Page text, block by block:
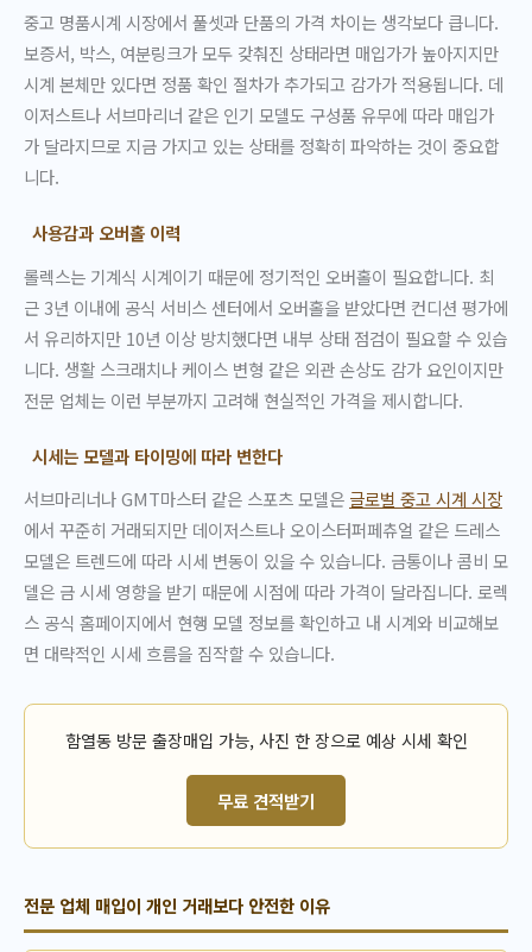
중고 명품시계 시장에서 풀셋과 단품의 가격 차이는 생각보다 큽니다.
보증서, 박스, 여분링크가 모두 갖춰진 상태라면 매입가가 높아지지만
시계 본체만 있다면 정품 확인 절차가 추가되고 감가가 적용됩니다. 데
이저스트나 서브마리너 같은 인기 모델도 구성품 유무에 따라 매입가
가 달라지므로 지금 가지고 있는 상태를 정확히 파악하는 것이 중요합
니다.
사용감과 오버홀 이력
롤렉스는 기계식 시계이기 때문에 정기적인 오버홀이 필요합니다. 최
근 3년 이내에 공식 서비스 센터에서 오버홀을 받았다면 컨디션 평가에
서 유리하지만 10년 이상 방치했다면 내부 상태 점검이 필요할 수 있습
니다. 생활 스크래치나 케이스 변형 같은 외관 손상도 감가 요인이지만
전문 업체는 이런 부분까지 고려해 현실적인 가격을 제시합니다.
시세는 모델과 타이밍에 따라 변한다
서브마리너나 GMT마스터 같은 스포츠 모델은 글로벌 중고 시계 시장
에서 꾸준히 거래되지만 데이저스트나 오이스터퍼페츄얼 같은 드레스
모델은 트렌드에 따라 시세 변동이 있을 수 있습니다. 금통이나 콤비 모
델은 금 시세 영향을 받기 때문에 시점에 따라 가격이 달라집니다. 로렉
스 공식 홈페이지에서 현행 모델 정보를 확인하고 내 시계와 비교해보
면 대략적인 시세 흐름을 짐작할 수 있습니다.
함열동 방문 출장매입 가능, 사진 한 장으로 예상 시세 확인
무료 견적받기
전문 업체 매입이 개인 거래보다 안전한 이유